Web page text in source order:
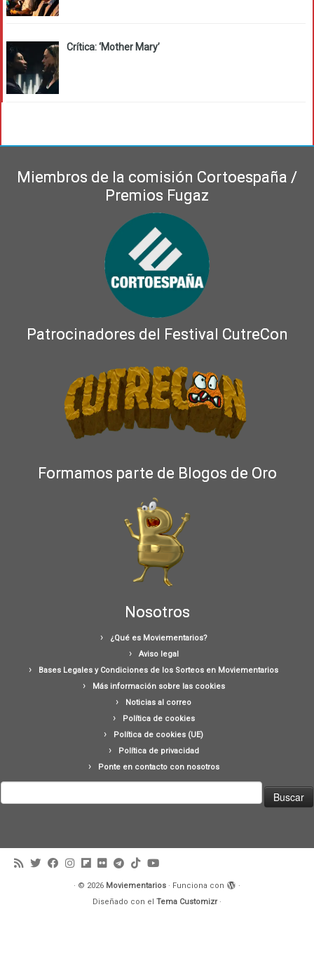
Crítica: ‘Mother Mary’
Miembros de la comisión Cortoespaña /
Premios Fugaz
Patrocinadores del Festival CutreCon
Formamos parte de Blogos de Oro
Nosotros
¿Qué es Moviementarios?
Aviso legal
Bases Legales y Condiciones de los Sorteos en Moviementarios
Más información sobre las cookies
Noticias al correo
Política de cookies
Política de cookies (UE)
Política de privacidad
Ponte en contacto con nosotros
· © 2026 Moviementarios · Funciona con
·
Diseñado con el Tema Customizr·